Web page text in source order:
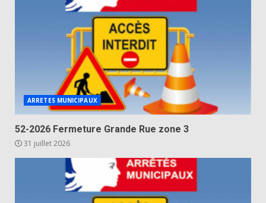
ARRETES MUNICIPAUX
52-2026 Fermeture Grande Rue zone 3
31 juillet 2026